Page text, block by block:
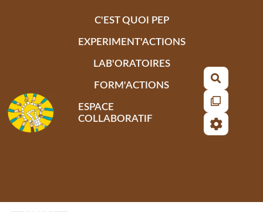
C'EST QUOI PEP
EXPERIMENT'ACTIONS
LAB'ORATOIRES
FORM'ACTIONS
ESPACE
COLLABORATIF